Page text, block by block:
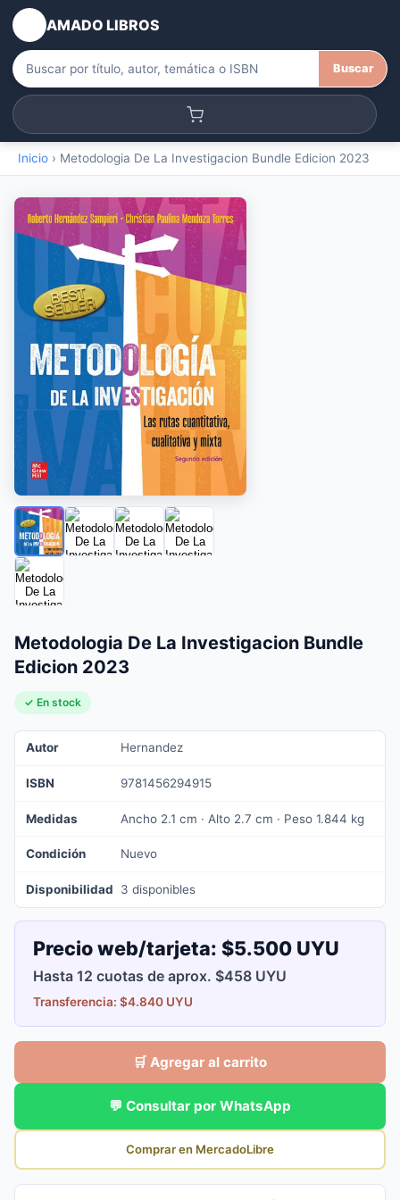
AMADO LIBROS
Buscar
Inicio › Metodologia De La Investigacion Bundle Edicion 2023
Metodologia De La Investigacion Bundle
Edicion 2023
✓ En stock
Autor Hernandez
ISBN 9781456294915
Medidas Ancho 2.1 cm · Alto 2.7 cm · Peso 1.844 kg
Condición Nuevo
Disponibilidad 3 disponibles
Precio web/tarjeta: $5.500 UYU
Hasta 12 cuotas de aprox. $458 UYU
Transferencia: $4.840 UYU
🛒 Agregar al carrito
💬 Consultar por WhatsApp
Comprar en MercadoLibre